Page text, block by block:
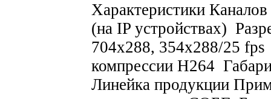
Характеристики Каналов видео От 4 до 128 видеовходов (на IP устройствах) Разрешение/скорость записи 704x576, 704х288, 354x288/25 fps Стандарт видеосигнала PAL Тип компрессии H264 Габариты, мм 220х430x620аксюс мм Линейка продукции Применение Крупные распределенные предприятия СОБГ Безопасный город Гостиницы Бизнес центры и офисные здания Локальные домовые сети для централизованной охраны городских кварталов Торговые центры В комплект входит: cистемный блок комакхьмпьютерная мышь, клавиатура и DVD-RW привод установленная лицензионная операционная система Windows XP Embedded установленная и оттестированная система видеонаблюдения TRASSIR разъемы для подключения дополнительных мониторов Дополнительно к комплекту В комплект поставки не входят дисковые накопители, так как от этого зависит глубина архива, которая в каждом случае обговаривается индивидуально в зависимости от специфики задач В данный регистратор можно установить до 8-ми жестких акчлидисков (12 Тб при использовании дисков по 1,5 Тб) Общие возможности и характеристики Специальные и интеллектуальные функции Цифровые видеорегистраторы TRASSIR могут быть оснащены дополнительно расширенным функционалом Распознавание номеров транспортных средств AutoTRASSIR – новая версия обладает мощным функционалом, не требует настроек и имеет высокую производительность ActiveDome – наиболее прогрессивная функция управления поворотными камерами SpeedDome (например, ActiveDome может управлять поворотными IP видеокамерами Axis) Ускоряет работу оператора в десятки раз, позволяет контролировать множество поворотных камер В сочетании с SIMT – объектным детектором нового поколения (так же может быть использован на IP видеокамерах и IP видеосерверах Axis), дает возможность автоматического сопровождения целей скоростными поворотными камерами SpeedDome DVR, оснащенный детектором SIMT, превращается в мощный инструмент событийного анализа видеозаписей POS – интеграция с кассовакшщуыми терминалами — позволяет в буквальном смысле спасать деньги в торговле за счет анализа действий кассиров, видеозаписей и других событий в поле зрения камер (POS работает только на платах видеозахвата, которые могут быть установлены дополнительно в видеорегистратор) Многозадачность Все операции выполняются одновременно вне зависимости от их количества DVR TRASSIR триплексные или пентаплексные, количество одновременно выполняемых видеорегистратором задач, в принципе, неограничено Запись многоканального видео В зависимости от модификации, видеорегистраторы TRASSIR QuattroStation могут записывать до 128-ми каналов видео максимального разрешения и в реальном времени 25 кадров в секунду каждый канал DVR позволяют одновременно с записью осуществлять просмотр «живого» видео (для данного DVR – от 16-20 каналов при разрешении 704х576 @ 25 кадров в секунду — до 64-х каналов при разрешении 352х288), воспроизведение видео из архива, передачу в сеть большому числу потребителеакщцжй Так же, все другие операции по настройке не прерывают записи Для записи большого числа каналов видеорегистраторы используют фирменную технологию MultiStor, равномерно распределяющую записи по всем подключенным дискам Мало того, данная технология увеличивает надежность сохранения записей при использовании всего объема дисков, так как при выходе из строя одного из дисков, будет потеряна только часть информации, в отличии, например, от технологии RAID0 или JBOD Распределение записи по всем доступным дискам так же снижает нагрузку на каждый диск в отдельности и не позволяет третировать запись при воспроизведении или копировании данных с какого-либо из дисков Разумеется поддерживается циклическая запись Сжатие видео Видеорегистратор записывает видео в том формате, который используют IP видеокамеры или IP видеосервера, подключенные к нему Например, IP видеокамеры Lancam и IP сервера Lanser используют формат сжатия видео H264 и аудио OggVorbis Оборудование Axis – формакъзлаты JPEG и MPEG4 для видео Другие IP камеры и сервера могут использовать либо общепринятые стандарты ISO, либо проприетарные — модифицированные или полностью разработанные поставщиком Для любого формата, QuattroStation, как и другие DVR TRASSIR в гибридном варианте, будет записывать в «родном» формате камеры, а для отображения на экран и воспроизведения